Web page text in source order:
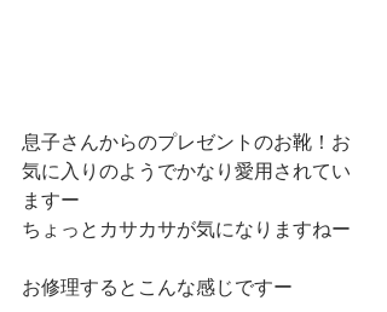
息子さんからのプレゼントのお靴！お
気に入りのようでかなり愛用されてい
ますー
ちょっとカサカサが気になりますねー
お修理するとこんな感じですー